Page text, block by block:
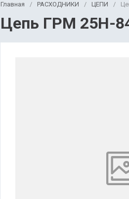
Главная / РАСХОДНИКИ / ЦЕПИ /
Цепь ГРМ 25Н-